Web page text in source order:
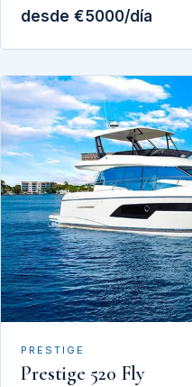
desde €5000/día
PRESTIGE
Prestige 520 Fly